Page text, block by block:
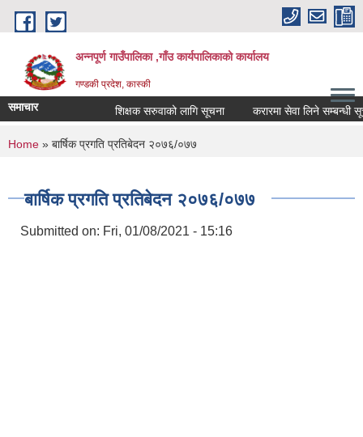
Skip to main content
अन्नपूर्ण गाउँपालिका ,गाँउ कार्यपालिकाको कार्यालय
गण्डकी प्रदेश, कास्की
समाचार शिक्षक सरुवाको लागि सूचना करारमा सेवा लिने सम्बन्धी
You are here
Home » बार्षिक प्रगति प्रतिबेदन २०७६/०७७
बार्षिक प्रगति प्रतिबेदन २०७६/०७७
Submitted on: Fri, 01/08/2021 - 15:16